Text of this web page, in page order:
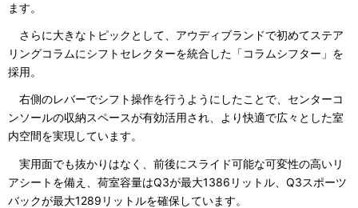
ます。
さらに大きなトピックとして、アウディブランドで初めてステア
リングコラムにシフトセレクターを統合した「コラムシフター」を
採用。
右側のレバーでシフト操作を行うようにしたことで、センターコ
ンソールの収納スペースが有効活用され、より快適で広々とした室
内空間を実現しています。
実用面でも抜かりはなく、前後にスライド可能な可変性の高いリ
アシートを備え、荷室容量はQ3が最大1386リットル、Q3スポーツ
バックが最大1289リットルを確保しています。